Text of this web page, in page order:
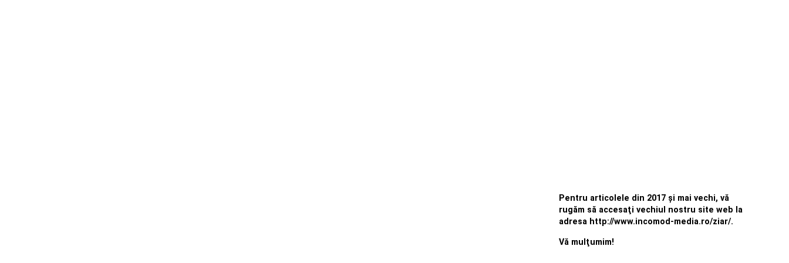
Pentru articolele din 2017 şi mai vechi, vă
rugăm să accesaţi vechiul nostru site web la
adresa http://www.incomod-media.ro/ziar/.
Vă mulţumim!